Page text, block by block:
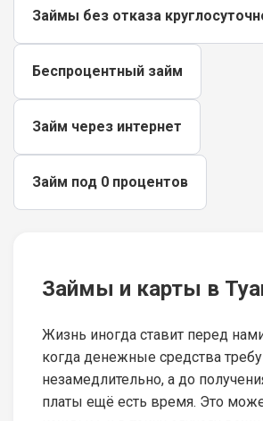
Займы без отказа
Беспроцентный займ
Займ через интернет
Займ под 0 процентов
Займы и карты в
Жизнь иногда ставит перед
когда денежные средства
незамедлительно, а до
платы ещё есть время. Это